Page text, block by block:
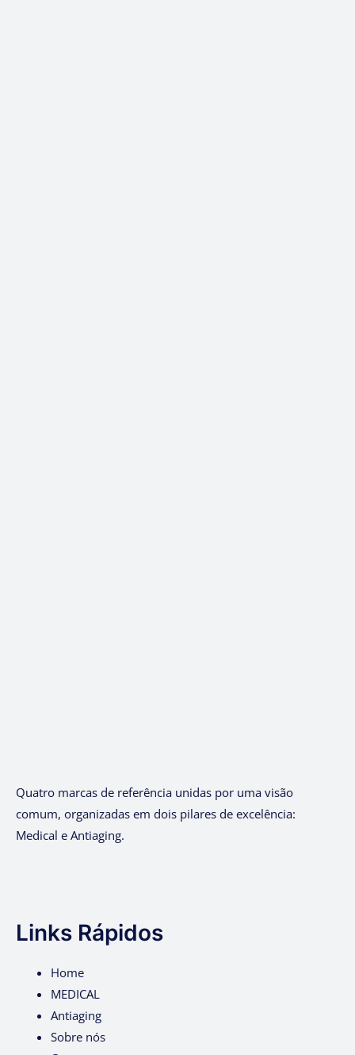
Quatro marcas de referência unidas por uma visão
comum, organizadas em dois pilares de excelência:
Medical e Antiaging.
Links Rápidos
Home
MEDICAL
Antiaging
Sobre nós